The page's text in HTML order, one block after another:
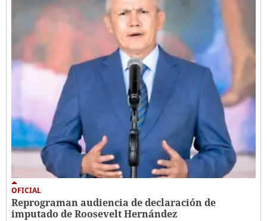
OFICIAL
Reprograman audiencia de declaración de
imputado de Roosevelt Hernández